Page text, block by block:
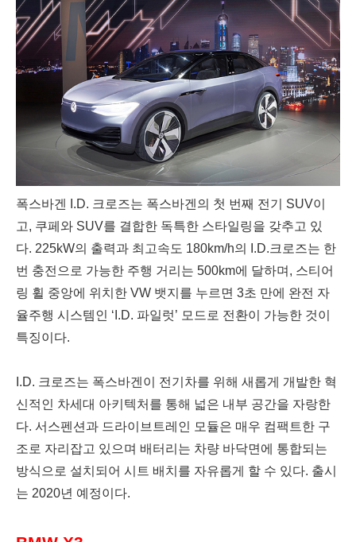
폭스바겐 I.D. 크로즈는 폭스바겐의 첫 번째 전기 SUV이
고, 쿠페와 SUV를 결합한 독특한 스타일링을 갖추고 있
다. 225kW의 출력과 최고속도 180km/h의 I.D.크로즈는 한
번 충전으로 가능한 주행 거리는 500km에 달하며, 스티어
링 휠 중앙에 위치한 VW 뱃지를 누르면 3초 만에 완전 자
율주행 시스템인 ‘I.D. 파일럿’ 모드로 전환이 가능한 것이
특징이다.
I.D. 크로즈는 폭스바겐이 전기차를 위해 새롭게 개발한 혁
신적인 차세대 아키텍처를 통해 넓은 내부 공간을 자랑한
다. 서스펜션과 드라이브트레인 모듈은 매우 컴팩트한 구
조로 자리잡고 있으며 배터리는 차량 바닥면에 통합되는
방식으로 설치되어 시트 배치를 자유롭게 할 수 있다. 출시
는 2020년 예정이다.